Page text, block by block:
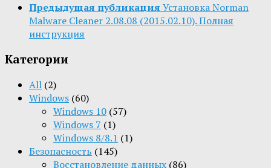
Предыдущая публикация Установка Norman
Malware Cleaner 2.08.08 (2015.02.10). Полная
инструкция
Категории
All (2)
Windows (60)
Windows 10 (57)
Windows 7 (1)
Windows 8/8.1 (1)
Безопасность (145)
Восстановление данных (86)